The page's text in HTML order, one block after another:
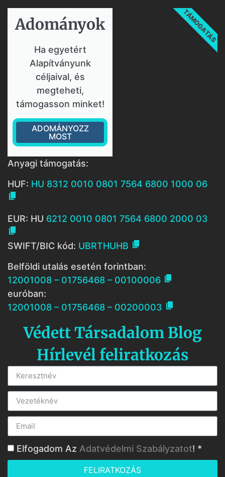
Adományok​
Ha egyetért
Alapítványunk
céljaival, és
megteheti,
támogasson minket!
ADOMÁNYOZZ
MOST
TÁMOGATÁS
Anyagi támogatás:
HUF: HU 8312 0010 0801 7564 6800 1000 06

EUR: HU 6212 0010 0801 7564 6800 2000 03

SWIFT/BIC kód: UBRTHUHB 
Belföldi utalás esetén forintban:
12001008 – 01756468 – 00100006 
euróban:
12001008 – 01756468 – 00200003 
Védett Társadalom Blog
Hírlevél feliratkozás
Elfogadom Az Adatvédelmi Szabályzatot! *
FELIRATKOZÁS